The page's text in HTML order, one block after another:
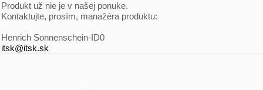
Produkt už nie je v našej ponuke.
Kontaktujte, prosím, manažéra produktu:
Henrich Sonnenschein-ID0
itsk@itsk.sk